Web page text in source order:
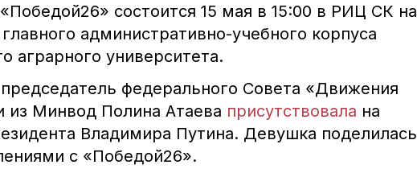
состоится 15 мая в 15:00 в РИЦ СК на
административно-учебного корпуса
аграрного университета.
федерального Совета «Движения
из Минвод Полина Атаева присутствовала на
Владимира Путина. Девушка поделилась
с «Победой26».